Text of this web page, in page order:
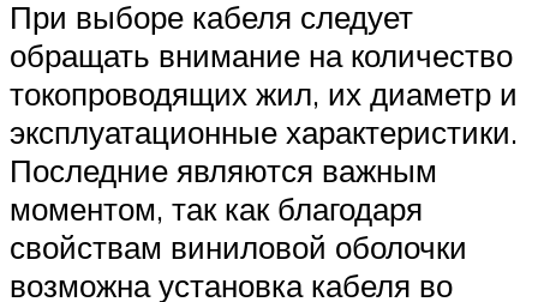
При выборе кабеля следует
обращать внимание на количество
токопроводящих жил, их диаметр и
эксплуатационные характеристики.
Последние являются важным
моментом, так как благодаря
свойствам виниловой оболочки
возможна установка кабеля во